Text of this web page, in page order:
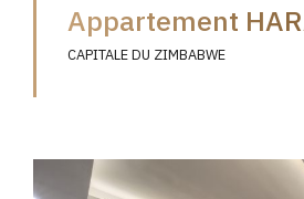
Appartement
CAPITALE DU ZIMBABWE